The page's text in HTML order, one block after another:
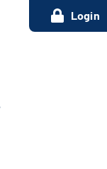
Login